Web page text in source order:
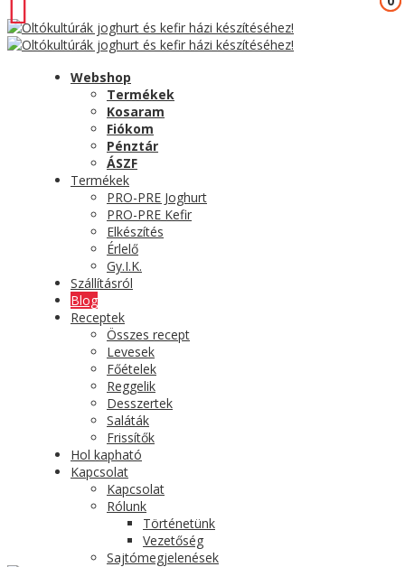
Webshop
Termékek
Kosaram
Fiókom
Pénztár
ÁSZF
Termékek
PRO-PRE Joghurt
PRO-PRE Kefir
Elkészítés
Érlelő
Gy.I.K.
Szállításról
Blog
Receptek
Összes recept
Levesek
Főételek
Reggelik
Desszertek
Saláták
Frissítők
Hol kapható
Kapcsolat
Kapcsolat
Rólunk
Történetünk
Vezetőség
Sajtómegjelenések